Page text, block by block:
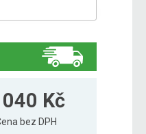
Kč
bez DPH